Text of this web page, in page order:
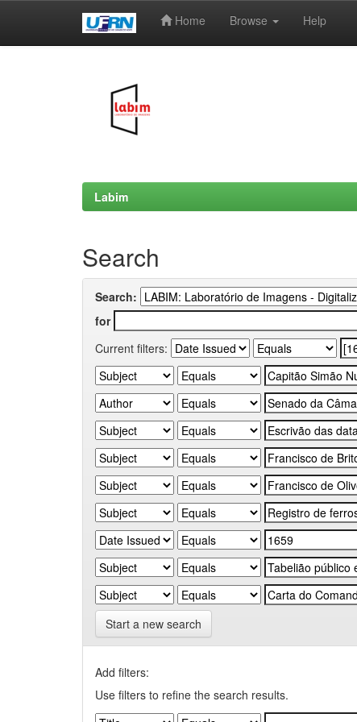
Home Browse Help
Labim
Search
Search:
for
Current filters:
Start a new search
Add filters:
Use filters to refine the search results.